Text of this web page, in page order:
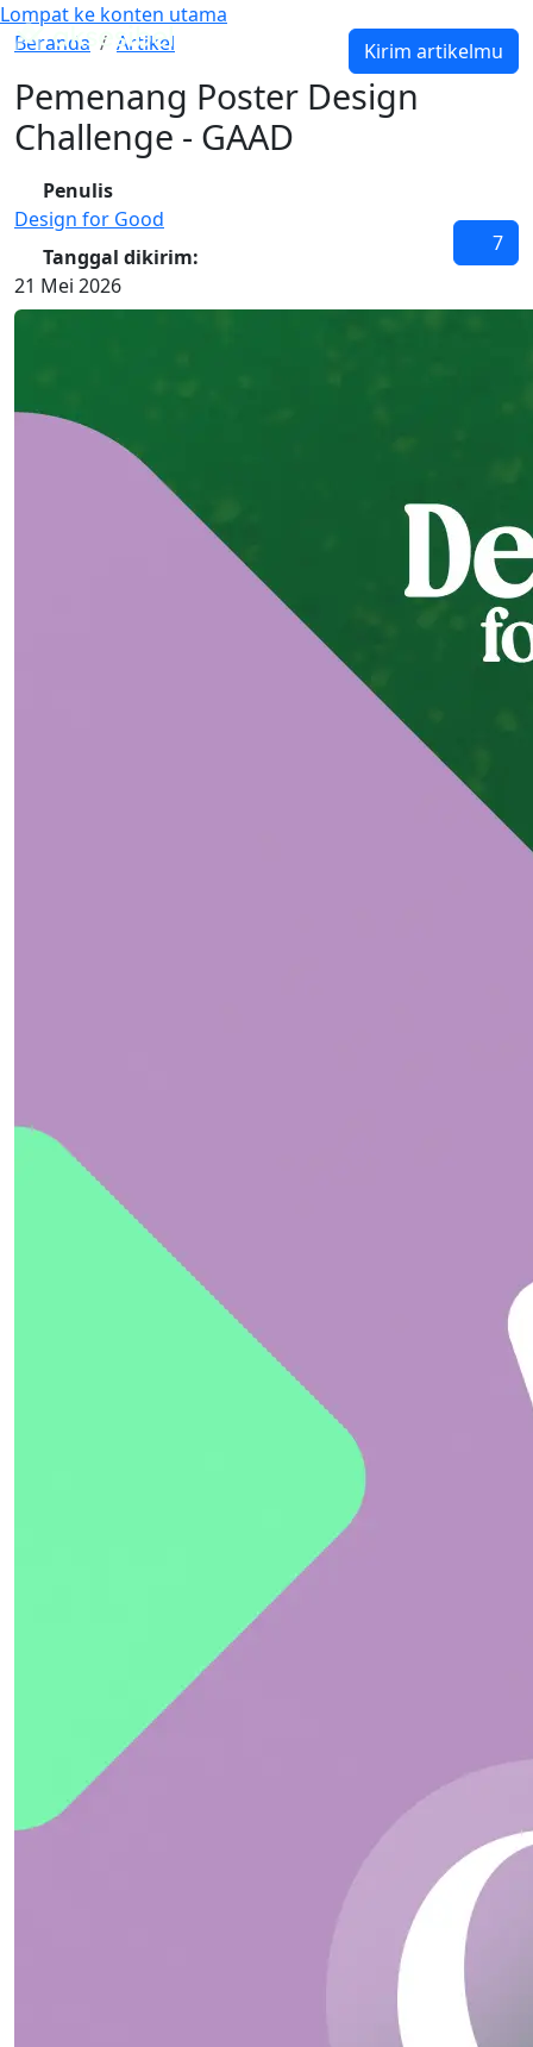
Lompat ke konten utama
Beranda
Artikel
Pemenang Poster Design Challenge - GAADKirim artikelmu
Pemenang Poster Design
Challenge - GAAD
Penulis
Design for Good
Tanggal dikirim:
21 Mei 2026
7